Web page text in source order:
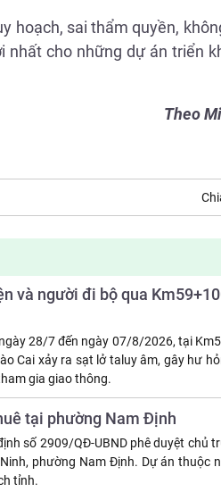
hoạch, sai thẩm quyền,
cho những dự án triển
Theo
và người đi bộ qua
28/7 đến ngày 07/8/2026, tại
Cai xảy ra sạt lở taluy âm, gây hư
gia giao thông.
tại phường Nam Định
số 2909/QĐ-UBND phê duyệt chủ
phường Nam Định. Dự án thuộc
tỉnh.